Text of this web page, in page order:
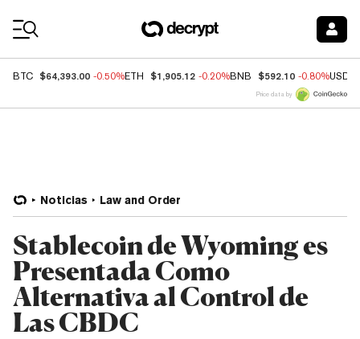
BTC $64,393.00 -0.50%ETH $1,905.12 -0.20%BNB $592.10 -0.80%USDC
Price data by
Noticias Law and Order
Stablecoin de Wyoming es
Presentada Como
Alternativa al Control de
Las CBDC